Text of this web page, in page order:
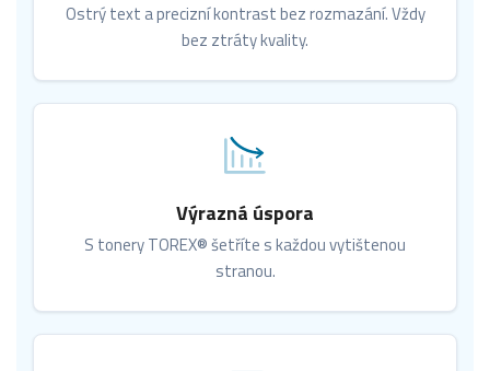
Ostrý text a precizní kontrast bez rozmazání. Vždy
bez ztráty kvality.
Výrazná úspora
S tonery TOREX® šetříte s každou vytištenou
stranou.